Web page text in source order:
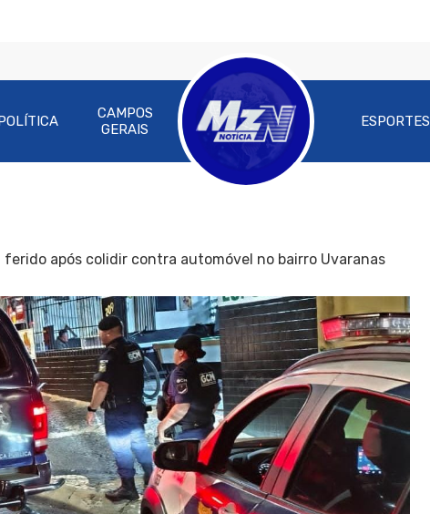
para fechar
CAMPOS
GERAIS
ESPORTES
após colidir contra automóvel no bairro Uvaranas